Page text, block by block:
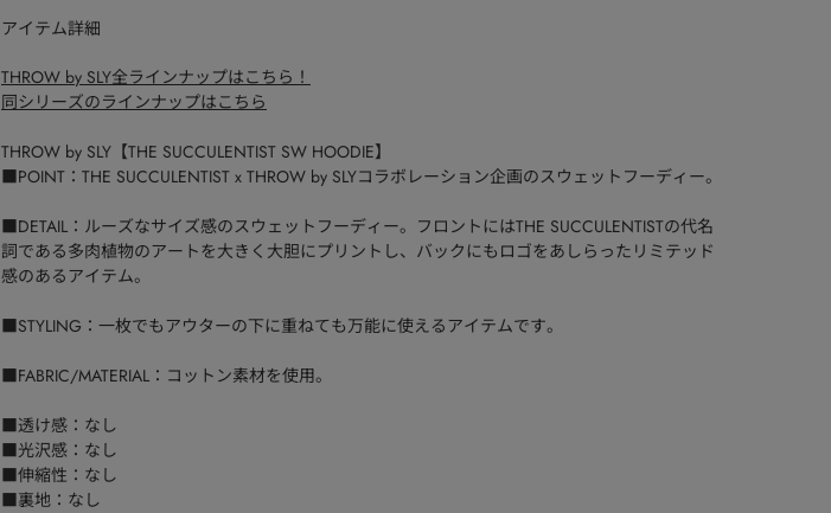
アイテム詳細
THROW by SLY全ラインナップはこちら！
同シリーズのラインナップはこちら
THROW by SLY【THE SUCCULENTIST SW HOODIE】
■POINT：THE SUCCULENTIST x THROW by SLYコラボレーション企画のスウェットフーディー。
■DETAIL：ルーズなサイズ感のスウェットフーディー。フロントにはTHE SUCCULENTISTの代名
詞である多肉植物のアートを大きく大胆にプリントし、バックにもロゴをあしらったリミテッド
感のあるアイテム。
■STYLING：一枚でもアウターの下に重ねても万能に使えるアイテムです。
■FABRIC/MATERIAL：コットン素材を使用。
■透け感：なし
■光沢感：なし
■伸縮性：なし
■裏地：なし